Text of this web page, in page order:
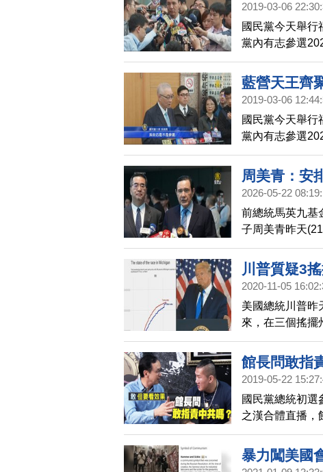
2019-03-06
國民黨今天舉行
黨內有志參選
他會在4月初到
藍營天王齊
2019-03-06
國民黨今天舉行
黨內有志參選
他會在4月初到
初選，就直接做
周美青：安
2026-05-22
前總統馬英九基
子周美青昨天
妥善安排，對外
回應，尊重馬
川普質疑3
票」
2020-11-05
美國總統川普昨
來，在三個搖擺
寄選票，全都只
和密歇根州，到
是如此糟糕！」
館長問敢指
2019-05-22
國民黨總統初選
之漢合體直播，
朱立倫就回應表
共，但是要看
暴力闖美國